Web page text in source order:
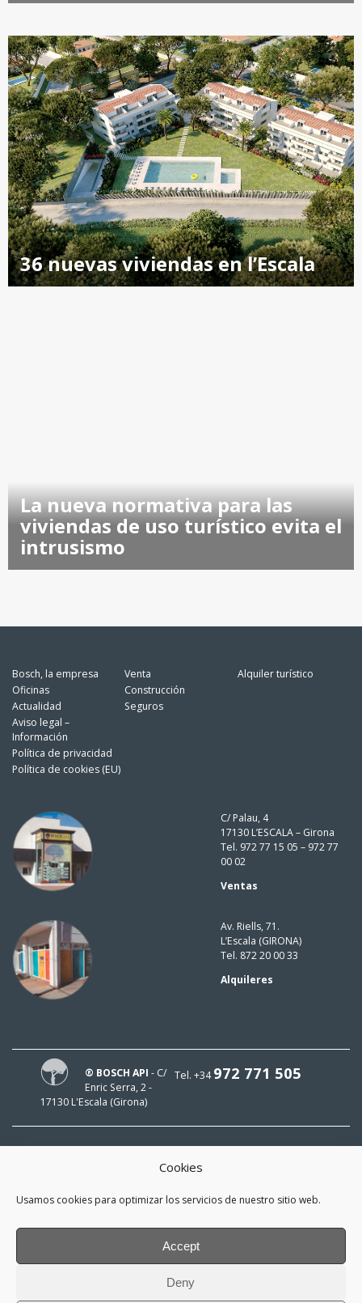
Cookies
Usamos cookies para optimizar los servicios de nuestro sitio web.
Accept
Deny
36 nuevas viviendas en l’Escala
La nueva normativa para las
viviendas de uso turístico evita el
intrusismo
Bosch, la empresa
Oficinas
Actualidad
Aviso legal –
Información
Política de privacidad
Política de cookies (EU)
Venta
Construcción
Seguros
Alquiler turístico
C/ Palau, 4
17130 L’ESCALA – Girona
Tel. 972 77 15 05 – 972 77
00 02
Ventas
Av. Riells, 71.
L’Escala (GIRONA)
Tel. 872 20 00 33
Alquileres
Tel. +34972 771 505
® BOSCH API - C/
Enric Serra, 2 -
17130 L'Escala (Girona)
¡Mi e-mail es
y me interesa estar al día!
*He leído y acepto lapolítica de